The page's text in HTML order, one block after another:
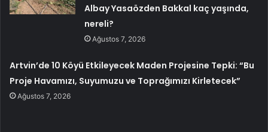
Albay Yasaözden Bakkal kaç yaşında,
nereli?
Ağustos 7, 2026
Artvin’de 10 Köyü Etkileyecek Maden Projesine Tepki: “Bu
Proje Havamızı, Suyumuzu ve Toprağımızı Kirletecek”
Ağustos 7, 2026